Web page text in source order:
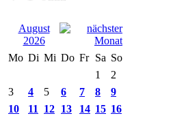
August
2026
Mo Di Mi Do Fr Sa So
1
2
3
4 5 6 7 8
9
10
11 12 13 14 15 16